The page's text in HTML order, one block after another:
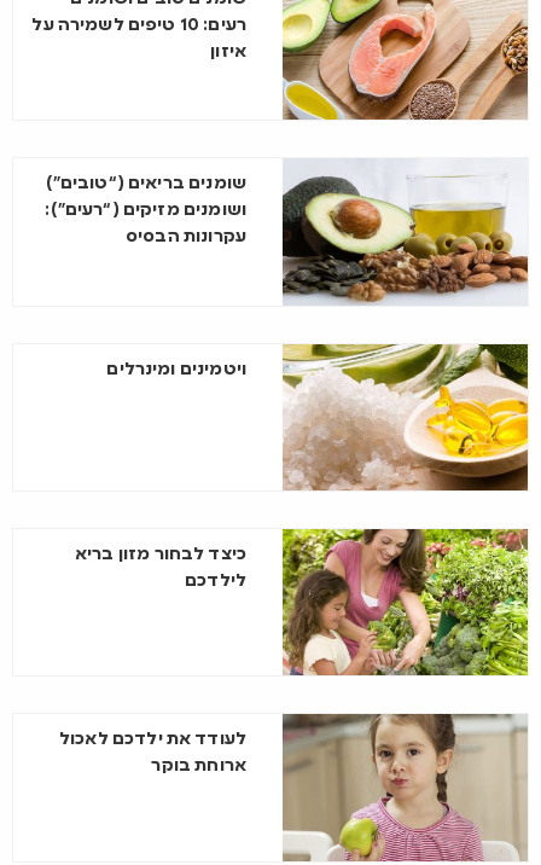
רעים: 10 טיפים לשמירה על
איזון
שומנים בריאים (“טובים”)
ושומנים מזיקים (“רעים”):
עקרונות הבסיס
ויטמינים ומינרלים
כיצד לבחור מזון בריא
לילדכם
לעודד את ילדכם לאכול
ארוחת בוקר